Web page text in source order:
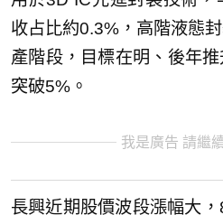
收占比約0.3%，高階液態
產階段，目標在明、後年
突破5%。
我是廣告 請繼
長興近期股價波段漲幅大